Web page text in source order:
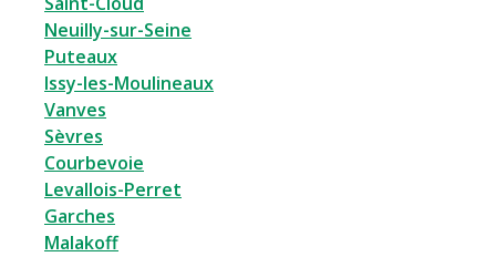
Neuilly-sur-Seine
Puteaux
Issy-les-Moulineaux
Vanves
Sèvres
Courbevoie
Levallois-Perret
Garches
Malakoff